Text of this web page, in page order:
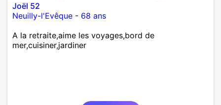
Joël 52
Neuilly-l'Evêque - 68 ans
A la retraite,aime les voyages,bord de
mer,cuisiner,jardiner